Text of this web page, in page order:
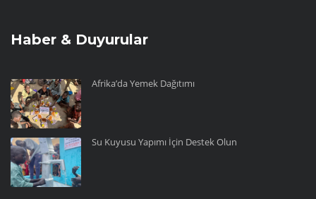
Haber & Duyurular
Afrika’da Yemek Dağıtımı
Su Kuyusu Yapımı İçin Destek Olun